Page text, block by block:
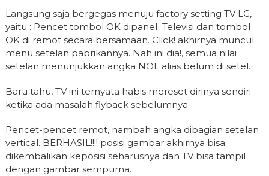
Langsung saja bergegas menuju factory setting TV LG,
yaitu : Pencet tombol OK dipanel Televisi dan tombol
OK di remot secara bersamaan. Click! akhirnya muncul
menu setelan pabrikannya. Nah ini dia!, semua nilai
setelan menunjukkan angka NOL alias belum di setel.
Baru tahu, TV ini ternyata habis mereset dirinya sendiri
ketika ada masalah flyback sebelumnya.
Pencet-pencet remot, nambah angka dibagian setelan
vertical. BERHASIL!!!! posisi gambar akhirnya bisa
dikembalikan keposisi seharusnya dan TV bisa tampil
dengan gambar sempurna.